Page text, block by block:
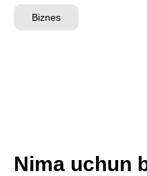
Biznes
Nima uchun